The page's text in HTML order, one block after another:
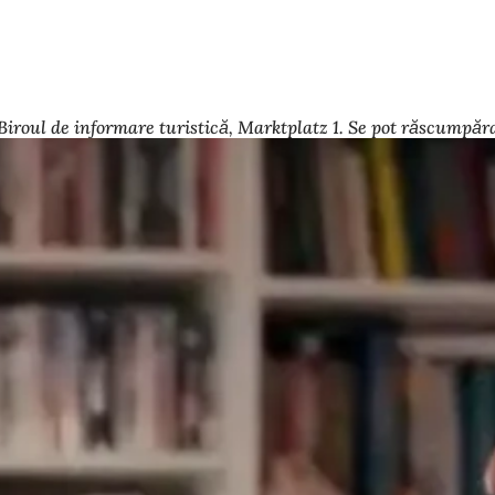
de informare turistică, Marktplatz 1. Se pot